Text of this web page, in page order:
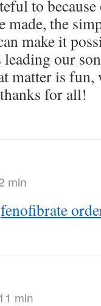
to
made, the
make it
leading our
matter is
for all!
min
fenofibrate
min